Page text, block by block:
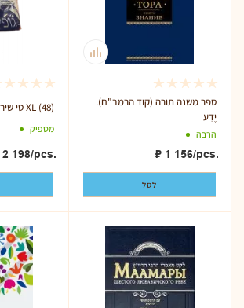
טי שירט זיצית, מלכת, מידה XL (48)
מספיק
2 198/pcs.
ספר משנה תורה (קוד הרמב"ם).
יֶדַע
הרבה
₽ 1 156/pcs.
לסל